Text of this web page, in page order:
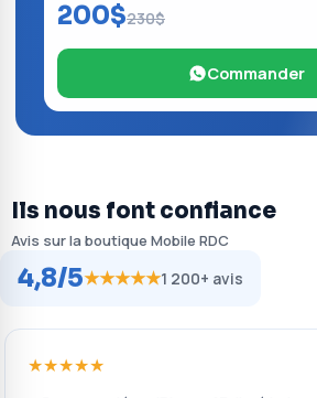
200$230$
Commander
Ils nous font confiance
Avis sur la boutique Mobile RDC
4,8/5★★★★★1 200+ avis
★★★★★